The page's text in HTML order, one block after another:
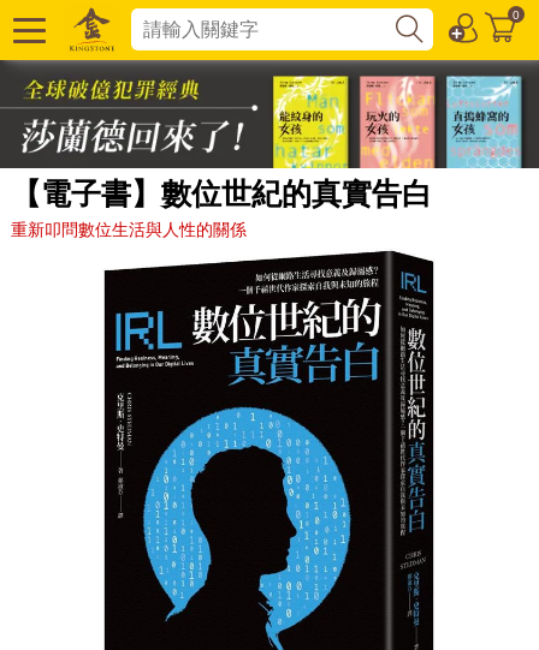
0
【電子書】數位世紀的真實告白
重新叩問數位生活與人性的關係